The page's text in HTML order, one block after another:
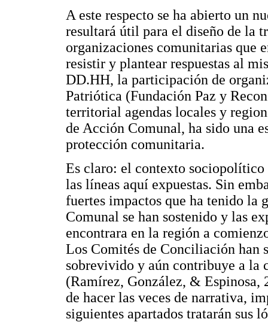
A este respecto se ha abierto un
resultará útil para el diseño de la
organizaciones comunitarias que
resistir y plantear respuestas al
DD.HH, la participación de
Patriótica (Fundación Paz y
territorial agendas locales y
de Acción Comunal, ha sido una
protección comunitaria.
Es claro: el contexto sociopolítico
las líneas aquí expuestas. Sin
fuertes impactos que ha tenido la
Comunal se han sostenido y las
encontrara en la región a
Los Comités de Conciliación han
sobrevivido y aún contribuye a la
(Ramírez, González, & Espinosa,
de hacer las veces de narrativa,
siguientes apartados tratarán sus